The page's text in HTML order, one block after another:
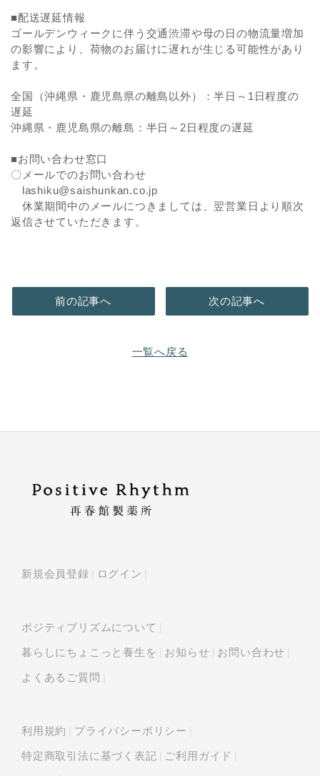
■配送遅延情報
ゴールデンウィークに伴う交通渋滞や母の日の物流量増加
の影響により、荷物のお届けに遅れが生じる可能性があり
ます。
全国（沖縄県・鹿児島県の離島以外）：半日～1日程度の
遅延
沖縄県・鹿児島県の離島：半日～2日程度の遅延
■お問い合わせ窓口
〇メールでのお問い合わせ
lashiku@saishunkan.co.jp
休業期間中のメールにつきましては、翌営業日より順次
返信させていただきます。
前の記事へ
一覧へ戻る
次の記事へ
新規会員登録 ログイン
ポジティブリズムについて
暮らしにちょこっと養生を お知らせ お問い合わせ
よくあるご質問
利用規約 プライバシーポリシー
特定商取引法に基づく表記 ご利用ガイド